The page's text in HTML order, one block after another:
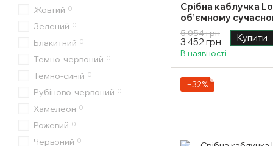
Срібна каблучка
об’ємному
5 054 грн
3 452 грн Купити
В наявності
−32%
Жовтий 0
Зелений 0
Блакитний 0
Темно-червоний 0
Темно-синій 0
Рубіново-червоний 0
Хамелеон 0
Рожевий 0
Червоний 0